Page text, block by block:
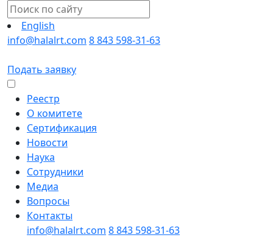
English
info@halalrt.com 8 843 598-31-63
Подать заявку
Реестр
О комитете
Сертификация
Новости
Наука
Сотрудники
Медиа
Вопросы
Контакты
info@halalrt.com 8 843 598-31-63